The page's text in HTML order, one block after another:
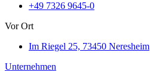
+49 7326 9645-0
Vor Ort
Im Riegel 25, 73450 Neresheim
Unternehmen